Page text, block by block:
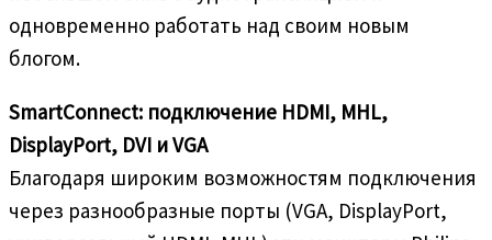
одновременно работать над своим новым
блогом.
SmartConnect: подключение HDMI, MHL,
DisplayPort, DVI и VGA
Благодаря широким возможностям подключения
через разнообразные порты (VGA, DisplayPort,